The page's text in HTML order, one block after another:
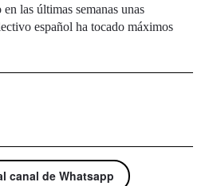
las últimas semanas unas
español ha tocado máximos
canal de Whatsapp